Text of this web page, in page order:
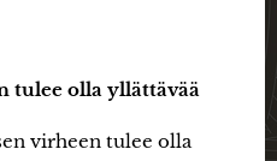
tulee olla yllättävää
virheen tulee olla